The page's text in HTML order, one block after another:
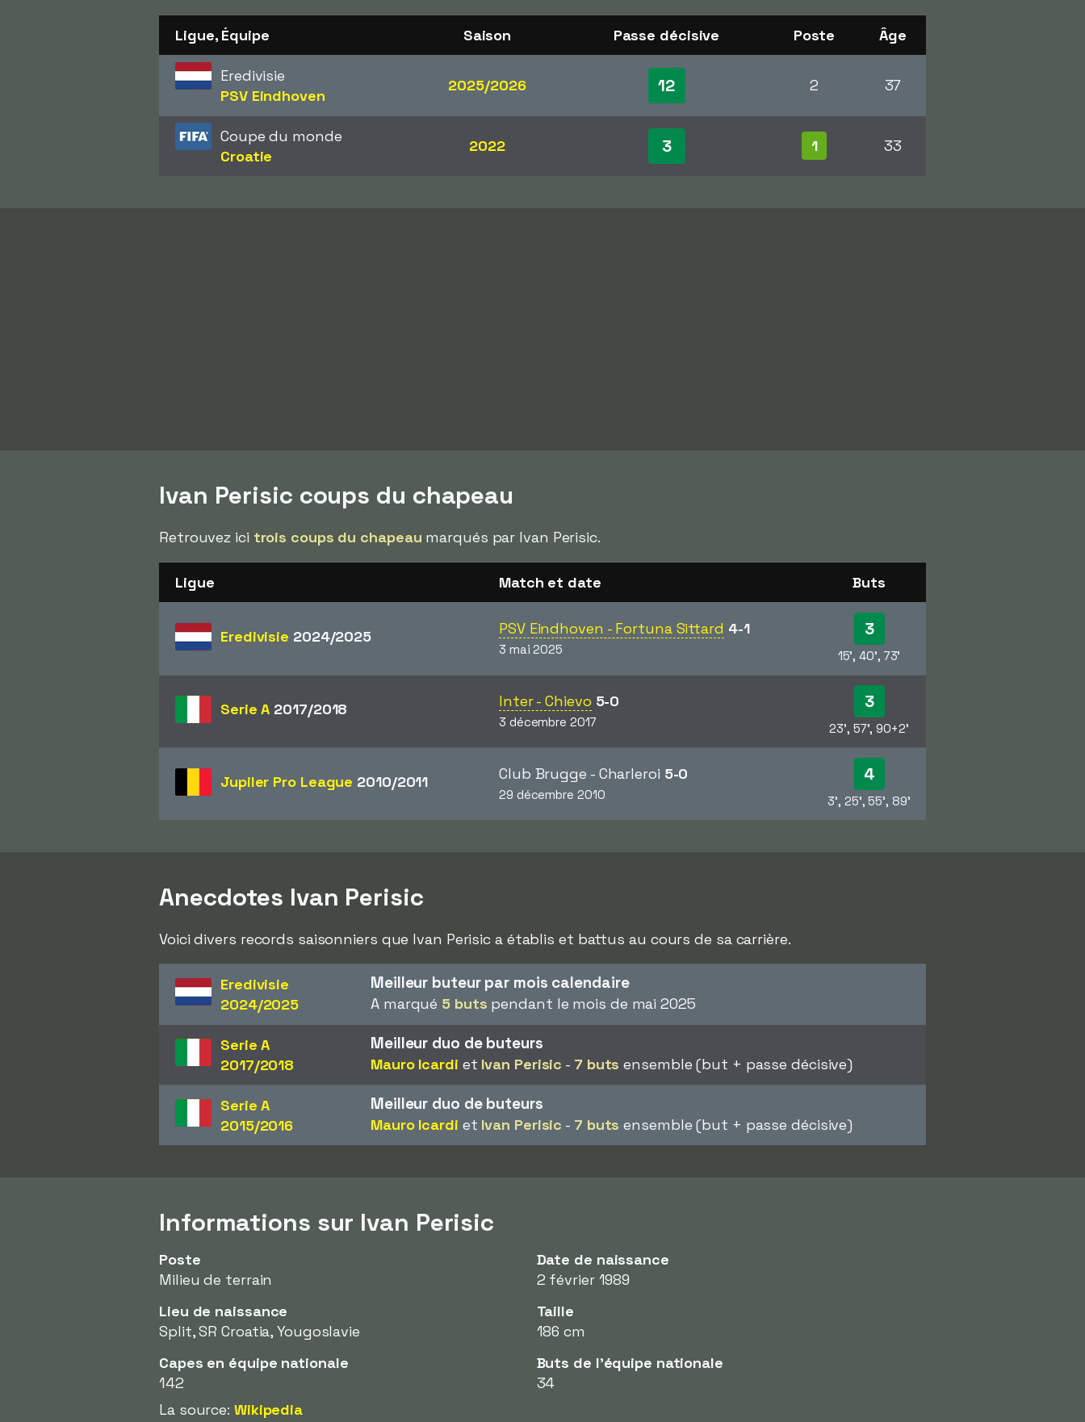
Ligue, Équipe Saison Passe décisive Poste Âge
Eredivisie
PSV Eindhoven
2025/2026 12 2 37
Coupe du monde
Croatie
2022 3 1 33
Ivan Perisic coups du chapeau
Retrouvez ici trois coups du chapeau marqués par Ivan Perisic.
Ligue Match et date Buts
Eredivisie 2024/2025 PSV Eindhoven - Fortuna Sittard 4-1
3 mai 2025
3
15', 40', 73'
Serie A 2017/2018 Inter - Chievo 5-0
3 décembre 2017
3
23', 57', 90+2'
Jupiler Pro League 2010/2011 Club Brugge - Charleroi 5-0
29 décembre 2010
4
3', 25', 55', 89'
Anecdotes Ivan Perisic
Voici divers records saisonniers que Ivan Perisic a établis et battus au cours de sa carrière.
Eredivisie
2024/2025
Meilleur buteur par mois calendaire
A marqué 5 buts pendant le mois de mai 2025
Serie A
2017/2018
Meilleur duo de buteurs
Mauro Icardi et Ivan Perisic - 7 buts ensemble (but + passe décisive)
Serie A
2015/2016
Meilleur duo de buteurs
Mauro Icardi et Ivan Perisic - 7 buts ensemble (but + passe décisive)
Informations sur Ivan Perisic
Poste
Milieu de terrain
Date de naissance
2 février 1989
Lieu de naissance
Split, SR Croatia, Yougoslavie
Taille
186 cm
Capes en équipe nationale
142
Buts de l'équipe nationale
34
La source: Wikipedia